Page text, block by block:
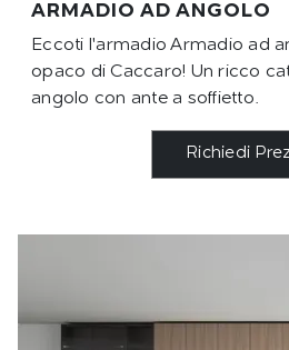
ARMADIO AD ANGOLO
Eccoti l'armadio Armadio ad
opaco di Caccaro! Un ricco
angolo con ante a soffietto.
Richiedi